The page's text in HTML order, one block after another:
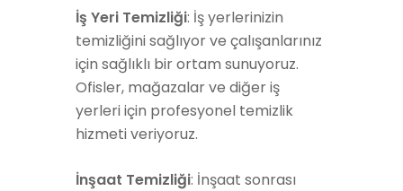
İş Yeri Temizliği: İş yerlerinizin
temizliğini sağlıyor ve çalışanlarınız
için sağlıklı bir ortam sunuyoruz.
Ofisler, mağazalar ve diğer iş
yerleri için profesyonel temizlik
hizmeti veriyoruz.
İnşaat Temizliği: İnşaat sonrası